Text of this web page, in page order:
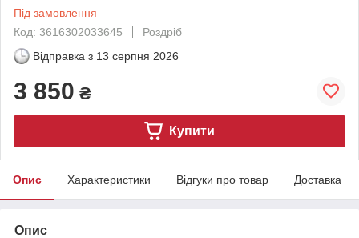
Під замовлення
Код: 3616302033645
Роздріб
Відправка з 13 серпня 2026
3 850 ₴
Купити
Опис Характеристики Відгуки про товар Доставка
Опис